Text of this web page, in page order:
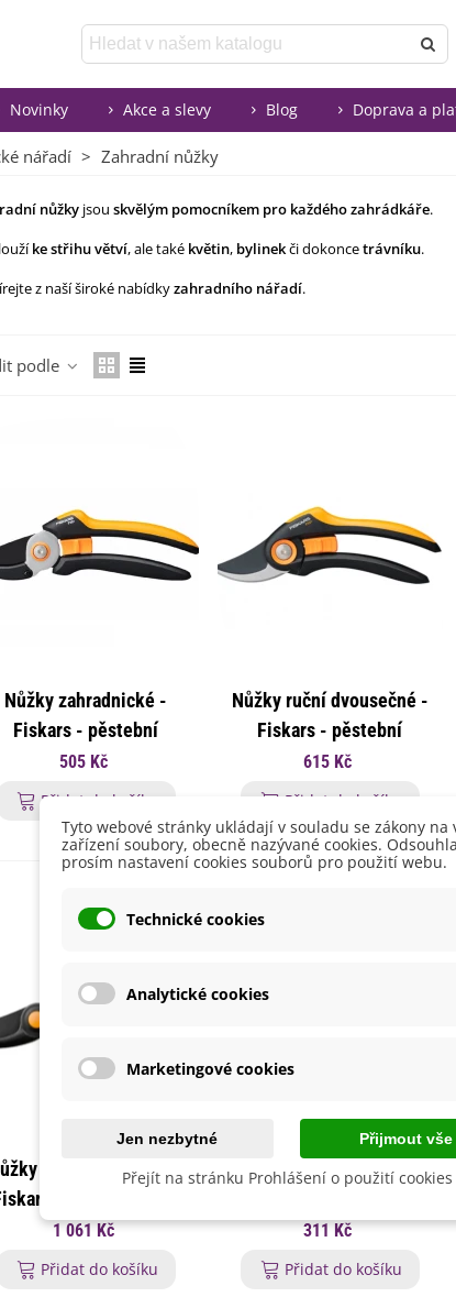
Novinky Akce a slevy Blog Doprava a
nářadí > Zahradní nůžky
Semínkové bomby - dárkový
box na vajíčka -...
192 Kč
Kuchyňské bylinky na malou
plochu - výsevný...
84 Kč
Daucus carota - osivo...
lilií - 1 ks
60 Kč
Begonie plnokvětá žlutá -
Begonia superba -...
Eukalyptus Baby Blue -
Blahovičník - Eukalyptus...
90 Kč
nůžky jsou skvělým pomocníkem pro každého zahrádkáře.
ke střihu větví, ale také květin, bylinekči dokoncetrávníku.
z naší široké nabídkyzahradního nářadí.
podle
Nůžky zahradnické -
Fiskars - pěstební
pomůcky - 1 ks
505 Kč
Přidat do košíku
Nůžky ruční dvousečné -
Fiskars - pěstební
pomůcky - 1 ks
615 Kč
Přidat do košíku
ruční dvousečné -
profi - pěstební
pomůcky - 1 ks
1 061 Kč
Přidat do košíku
Nůžky na bylinky a
pěstební pomůcky - 1 ks
311 Kč
Přidat do košíku
Tyto webové stránky ukládají v souladu se zákony na
zařízení soubory, obecně nazývané cookies.
prosím nastavení cookies souborů pro použití webu.
Technické cookies
Analytické cookies
Marketingové cookies
Jen nezbytné Přijmout vše
Přejít na stránku Prohlášení o použití cookies